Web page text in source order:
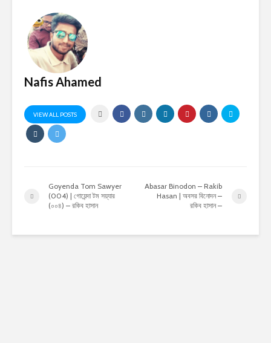
Nafis Ahamed
VIEW ALL POSTS
Goyenda Tom Sawyer
(004) | গোয়েন্দা টম সয়্যার
(০০৪) – রকিব হাসান
Abasar Binodon – Rakib
Hasan | অবসর বিনোদন –
রকিব হাসান –